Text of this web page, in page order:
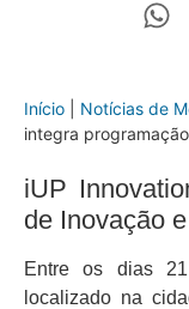
Início Notícias de
integra
iUP
de Inovação
Entre os dias
localizado na